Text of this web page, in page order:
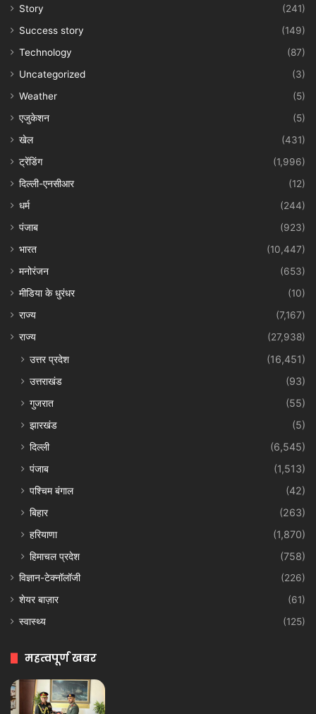
Story
(241)
Success story
(149)
Technology
(87)
Uncategorized
(3)
Weather
(5)
एजुकेशन
(5)
खेल
(431)
ट्रेंडिंग
(1,996)
दिल्ली-एनसीआर
(12)
धर्म
(244)
पंजाब
(923)
भारत
(10,447)
मनोरंजन
(653)
मीडिया के धुरंधर
(10)
राज्य
(7,167)
राज्य
(27,938)
उत्तर प्रदेश
(16,451)
उत्तराखंड
(93)
गुजरात
(55)
झारखंड
(5)
दिल्ली
(6,545)
पंजाब
(1,513)
पश्चिम बंगाल
(42)
बिहार
(263)
हरियाणा
(1,870)
हिमाचल प्रदेश
(758)
विज्ञान-टेक्नॉलॉजी
(226)
शेयर बाज़ार
(61)
स्वास्थ्य
(125)
महत्वपूर्ण खबर